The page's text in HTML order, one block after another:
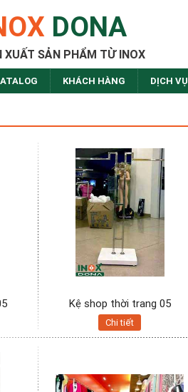
DONA
XUẤT SẢN PHẨM TỪ INOX
KHÁCH HÀNG DỊCH VỤ
Kệ shop thời trang 05
Chi tiết